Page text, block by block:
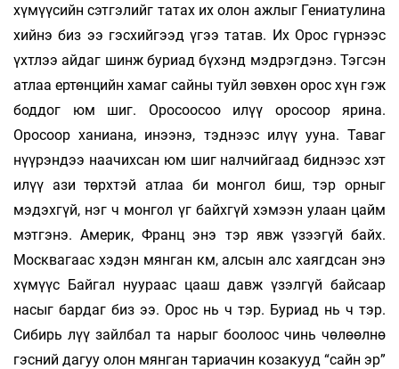
хүмүүсийн сэтгэлийг татах их олон ажлыг Гениатулина
хийнэ биз ээ гэсхийгээд үгээ татав. Их Орос гүрнээс
үхтлээ айдаг шинж буриад бүхэнд мэдрэгдэнэ. Тэгсэн
атлаа ертөнцийн хамаг сайны туйл зөвхөн орос хүн гэж
боддог юм шиг. Оросоосоо илүү оросоор ярина.
Оросоор ханиана, инээнэ, тэднээс илүү ууна. Таваг
нүүрэндээ наачихсан юм шиг налчийгаад биднээс хэт
илүү ази төрхтэй атлаа би монгол биш, тэр орныг
мэдэхгүй, нэг ч монгол үг байхгүй хэмээн улаан цайм
мэтгэнэ. Америк, Франц энэ тэр явж үзээгүй байх.
Москвагаас хэдэн мянган км, алсын алс хаягдсан энэ
хүмүүс Байгал нуураас цааш давж үзэлгүй байсаар
насыг бардаг биз ээ. Орос нь ч тэр. Буриад нь ч тэр.
Сибирь лүү зайлбал та нарыг боолоос чинь чөлөөлнө
гэсний дагуу олон мянган тариачин козакууд “сайн эр”